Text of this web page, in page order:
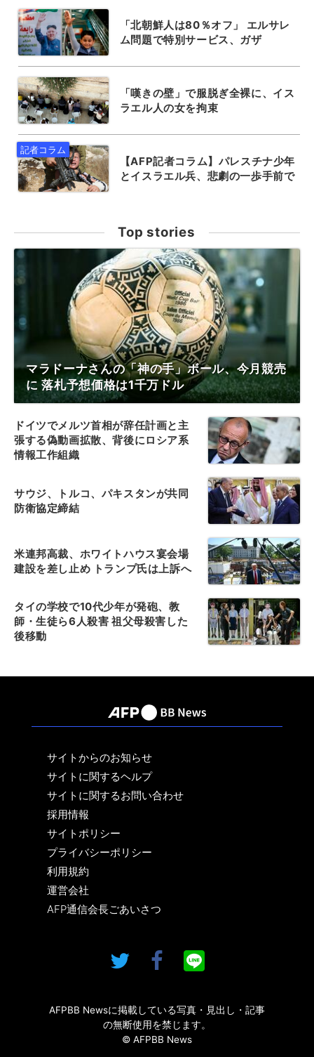
「北朝鮮人は80％オフ」 エルサレ
ム問題で特別サービス、ガザ
「嘆きの壁」で服脱ぎ全裸に、イス
ラエル人の女を拘束
【AFP記者コラム】パレスチナ少年
とイスラエル兵、悲劇の一歩手前で
Top stories
マラドーナさんの「神の手」ボール、今月競売
に 落札予想価格は1千万ドル
ドイツでメルツ首相が辞任計画と主
張する偽動画拡散、背後にロシア系
情報工作組織
サウジ、トルコ、パキスタンが共同
防衛協定締結
米連邦高裁、ホワイトハウス宴会場
建設を差し止め トランプ氏は上訴へ
タイの学校で10代少年が発砲、教
師・生徒ら6人殺害 祖父母殺害した
後移動
サイトからのお知らせ
サイトに関するヘルプ
サイトに関するお問い合わせ
採用情報
サイトポリシー
プライバシーポリシー
利用規約
運営会社
AFP通信会長ごあいさつ
AFPBB Newsに掲載している写真・見出し・記事
の無断使用を禁じます。
© AFPBB News